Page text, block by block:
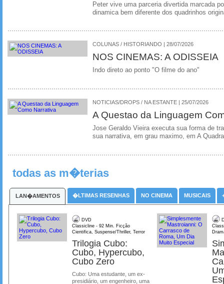
Peter vive uma parceria divertida marcada
dinamica bem diferente dos quadrinhos
COLUNAS / HISTORIANDO | 28/07/2026
NOS CINEMAS: A ODISSEIA
Indo direto ao ponto "O filme do ano"
NOTICIAS/DROPS / NA ESTANTE | 25/07/2026
A Questao da Linguagem
Jose Geraldo Vieira executa sua forma de
sua narrativa, em grau maximo, em A
todas as m�terias
LAN�AMENTOS �LTIMAS RESENHAS NO CINEMA MUSICAIS
DVD
Classicline - 92 Min. Ficção
Cientifica, Suspense/Thriller, Terror
Trilogia Cubo:
Cubo, Hypercubo,
Cubo Zero
Cubo: Uma estudante, um ex-
presidiário, um engenheiro, uma